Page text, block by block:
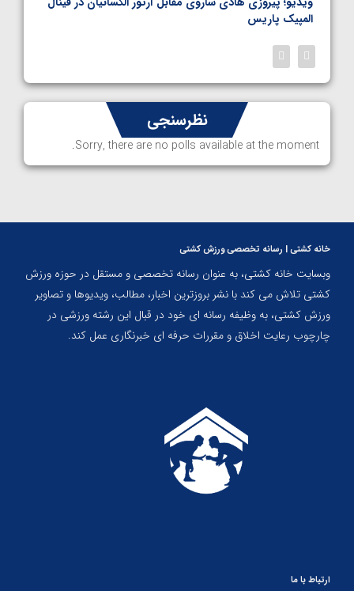
المپیک پاریس
نظرسنجی
Sorry, there are no polls available at the moment.
خانه کشتی | رسانه تخصصی ورزش کشتی
وبسایت خانه کشتی، به عنوان رسانه تخصصی و مستقل در حوزه ورزش
کشتی تلاش می کند با نشر بروزترین اخبار، مطالب، ویدیوها و تصاویر
ورزش کشتی، به وظیفه رسانه ای خود در قبال این رشته ورزشی در
چارچوب رعایت اخلاق و مقررات حرفه ای خبرنگاری عمل کند.
ارتباط با ما